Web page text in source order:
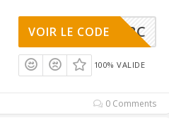
BEALBC
VOIR LE CODE
100% VALIDE
0 Comments